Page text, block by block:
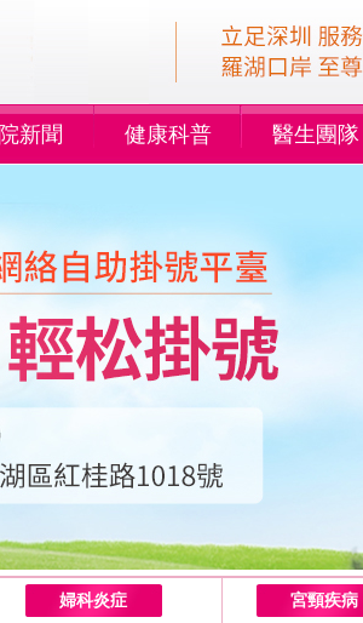
新聞 健康科普 醫生團隊
婦科炎症 宮頸疾病